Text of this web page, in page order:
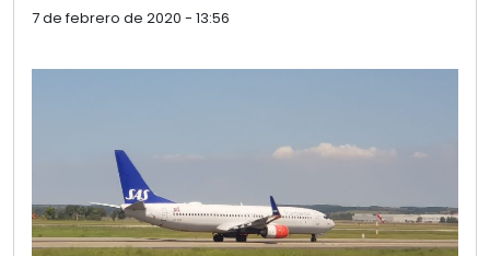
7 de febrero de 2020 - 13:56